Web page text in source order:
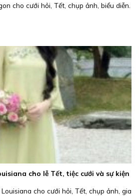
cho cưới hỏi, Tết, chụp ảnh, biểu diễn.
cho lễ Tết, tiệc cưới và sự kiện
cho cưới hỏi, Tết, chụp ảnh, gia